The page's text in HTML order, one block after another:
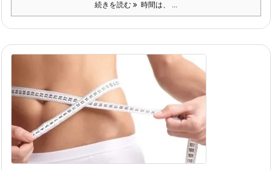
続きを読む 時間は、 ...